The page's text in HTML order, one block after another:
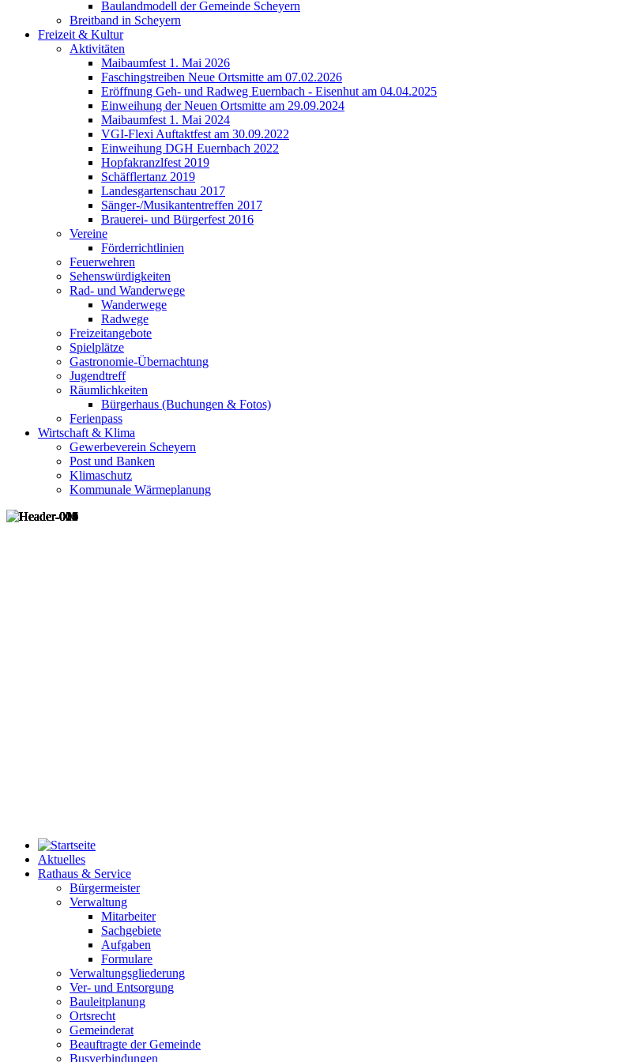
Baulandmodell der Gemeinde Scheyern
Breitband in Scheyern
Freizeit & Kultur
Aktivitäten
Maibaumfest 1. Mai 2026
Faschingstreiben Neue Ortsmitte am 07.02.2026
Eröffnung Geh- und Radweg Euernbach - Eisenhut am 04.04.2025
Einweihung der Neuen Ortsmitte am 29.09.2024
Maibaumfest 1. Mai 2024
VGI-Flexi Auftaktfest am 30.09.2022
Einweihung DGH Euernbach 2022
Hopfakranzlfest 2019
Schäfflertanz 2019
Landesgartenschau 2017
Sänger-/Musikantentreffen 2017
Brauerei- und Bürgerfest 2016
Vereine
Förderrichtlinien
Feuerwehren
Sehenswürdigkeiten
Rad- und Wanderwege
Wanderwege
Radwege
Freizeitangebote
Spielplätze
Gastronomie-Übernachtung
Jugendtreff
Räumlichkeiten
Bürgerhaus (Buchungen & Fotos)
Ferienpass
Wirtschaft & Klima
Gewerbeverein Scheyern
Post und Banken
Klimaschutz
Kommunale Wärmeplanung
Aktuelles
Rathaus & Service
Bürgermeister
Verwaltung
Mitarbeiter
Sachgebiete
Aufgaben
Formulare
Verwaltungsgliederung
Ver- und Entsorgung
Bauleitplanung
Ortsrecht
Gemeinderat
Beauftragte der Gemeinde
Busverbindungen